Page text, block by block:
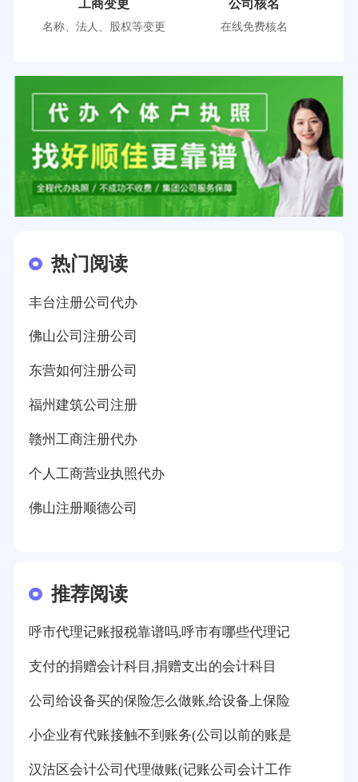
工商变更
名称、法人、股权等变更
公司核名
在线免费核名
热门阅读
丰台注册公司代办
佛山公司注册公司
东营如何注册公司
福州建筑公司注册
赣州工商注册代办
个人工商营业执照代办
佛山注册顺德公司
推荐阅读
呼市代理记账报税靠谱吗,呼市有哪些代理记
支付的捐赠会计科目,捐赠支出的会计科目
公司给设备买的保险怎么做账,给设备上保险
小企业有代账接触不到账务(公司以前的账是
汉沽区会计公司代理做账(记账公司会计工作